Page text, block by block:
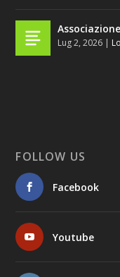
Lug 2, 2026 |
FOLLOW US
Facebook
Youtube